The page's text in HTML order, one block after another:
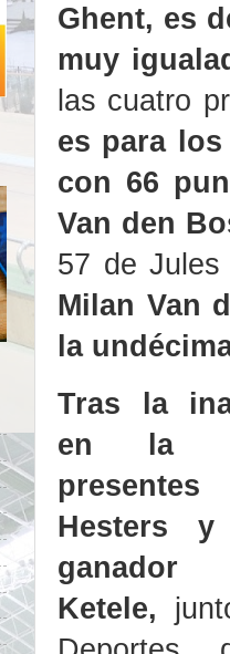
Ghent, es
muy
las cuatro
es para
con 66
Van den
57 de
Milan Van
la
Tras la
en la
Hesters
Ketele,